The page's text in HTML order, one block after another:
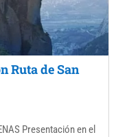
Ruta de San
Presentación en el